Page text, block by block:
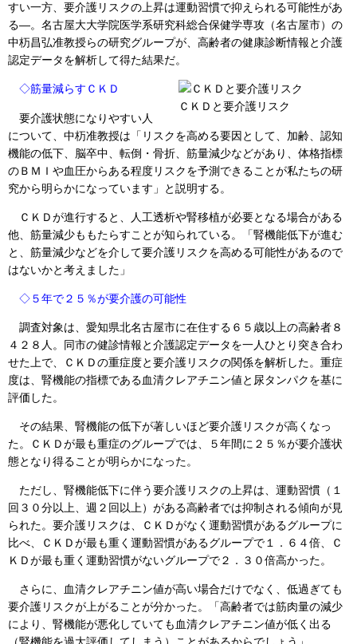
特集・連載 一覧へ
1型ライフ
すい一方、要介護リスクの上昇は運動習慣で抑えられる可能性があ
る―。名古屋大大学院医学系研究科総合保健学専攻（名古屋市）の
中杤昌弘准教授らの研究グループが、高齢者の健康診断情報と介護
認定データを解析して得た結果だ。
ＣＫＤと要介護リスク
◇筋量減らすＣＫＤ
要介護状態になりやすい人
について、中杤准教授は「リスクを高める要因として、加齢、認知
機能の低下、脳卒中、転倒・骨折、筋量減少などがあり、体格指標
のＢＭＩや血圧からある程度リスクを予測できることが私たちの研
究から明らかになっています」と説明する。
ＣＫＤが進行すると、人工透析や腎移植が必要となる場合がある
他、筋量減少ももたらすことが知られている。「腎機能低下が進む
と、筋量減少などを介して要介護リスクを高める可能性があるので
はないかと考えました」
◇５年で２５％が要介護の可能性
調査対象は、愛知県北名古屋市に在住する６５歳以上の高齢者８
４２８人。同市の健診情報と介護認定データを一人ひとり突き合わ
せた上で、ＣＫＤの重症度と要介護リスクの関係を解析した。重症
度は、腎機能の指標である血清クレアチニン値と尿タンパクを基に
評価した。
その結果、腎機能の低下が著しいほど要介護リスクが高くなっ
た。ＣＫＤが最も重症のグループでは、５年間に２５％が要介護状
態となり得ることが明らかになった。
ただし、腎機能低下に伴う要介護リスクの上昇は、運動習慣（１
回３０分以上、週２回以上）がある高齢者では抑制される傾向が見
られた。要介護リスクは、ＣＫＤがなく運動習慣があるグループに
比べ、ＣＫＤが最も重く運動習慣があるグループで１．６４倍、Ｃ
ＫＤが最も重く運動習慣がないグループで２．３０倍高かった。
さらに、血清クレアチニン値が高い場合だけでなく、低過ぎても
要介護リスクが上がることが分かった。「高齢者では筋肉量の減少
により、腎機能が悪化していても血清クレアチニン値が低く出る